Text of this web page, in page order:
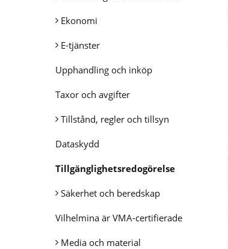
Ekonomi
E-tjänster
Upphandling och inköp
Taxor och avgifter
Tillstånd, regler och tillsyn
Dataskydd
Tillgänglighetsredogörelse
Säkerhet och beredskap
Vilhelmina är VMA-certifierade
Media och material